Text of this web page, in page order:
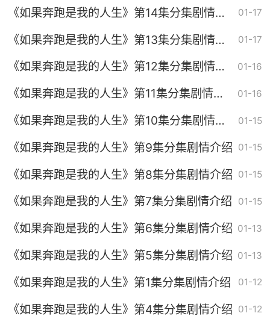
《如果奔跑是我的人生》第14集分集剧情介
01-17
《如果奔跑是我的人生》第13集分集剧情介
01-17
《如果奔跑是我的人生》第12集分集剧情介
01-16
《如果奔跑是我的人生》第11集分集剧情介
01-16
《如果奔跑是我的人生》第10集分集剧情介
01-15
《如果奔跑是我的人生》第9集分集剧情介绍 01-15
《如果奔跑是我的人生》第8集分集剧情介绍 01-15
《如果奔跑是我的人生》第7集分集剧情介绍 01-15
《如果奔跑是我的人生》第6集分集剧情介绍 01-13
《如果奔跑是我的人生》第5集分集剧情介绍 01-13
《如果奔跑是我的人生》第1集分集剧情介绍 01-12
《如果奔跑是我的人生》第4集分集剧情介绍 01-12